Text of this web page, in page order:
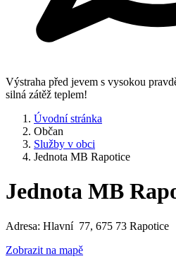
Výstraha před jevem s vysokou
silná zátěž teplem!
Úvodní stránka
Občan
Služby v obci
Jednota MB Rapotice
Jednota MB
Adresa: Hlavní 77, 675 73 Rapotice
Zobrazit na mapě